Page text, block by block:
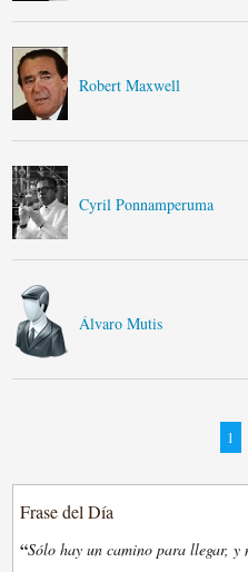
Robert Maxwell
Cyril Ponnamperuma
Álvaro Mutis
1
Frase del Día
“Sólo hay un camino para llegar,